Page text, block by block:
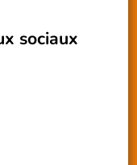
sociaux